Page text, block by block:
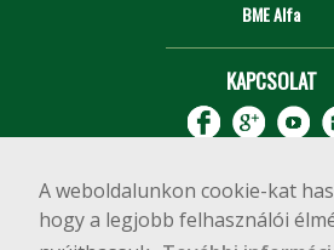
A weboldalunkon cookie-kat
hogy a legjobb felhasználói
BME Alfa
KAPCSOLAT